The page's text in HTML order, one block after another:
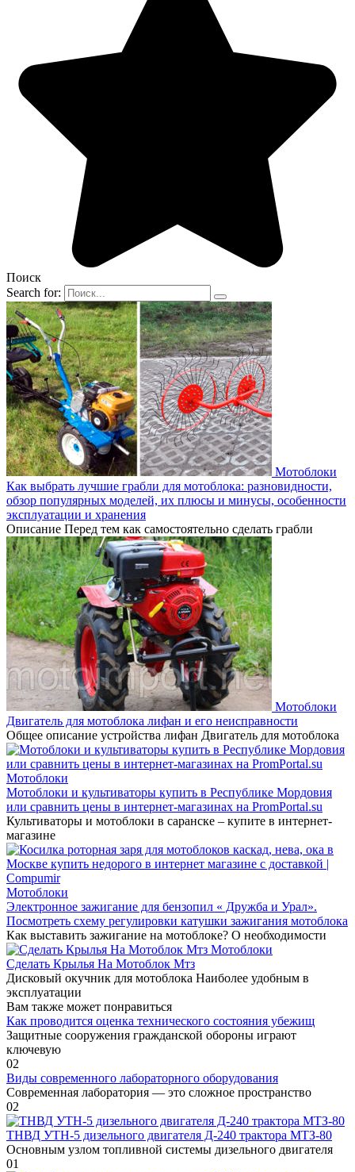
Поиск
Search for:
Мотоблоки
Как выбрать лучшие грабли для мотоблока: разновидности,
обзор популярных моделей, их плюсы и минусы, особенности
эксплуатации и хранения
Описание Перед тем как самостоятельно сделать грабли
Мотоблоки
Двигатель для мотоблока лифан и его неисправности
Общее описание устройства лифан Двигатель для мотоблока
Мотоблоки
Мотоблоки и культиваторы купить в Республике Мордовия
или сравнить цены в интернет-магазинах на PromPortal.su
Культиваторы и мотоблоки в саранске – купите в интернет-
магазине
Мотоблоки
Электронное зажигание для бензопил « Дружба и Урал».
Посмотреть схему регулировки катушки зажигания мотоблока
Как выставить зажигание на мотоблоке? О необходимости
Мотоблоки
Сделать Крылья На Мотоблок Мтз
Дисковый окучник для мотоблока Наиболее удобным в
эксплуатации
Вам также может понравиться
Как проводится оценка технического состояния убежищ
Защитные сооружения гражданской обороны играют
ключевую
02
Виды современного лабораторного оборудования
Современная лаборатория — это сложное пространство
02
ТНВД УТН-5 дизельного двигателя Д-240 трактора МТЗ-80
Основным узлом топливной системы дизельного двигателя
01